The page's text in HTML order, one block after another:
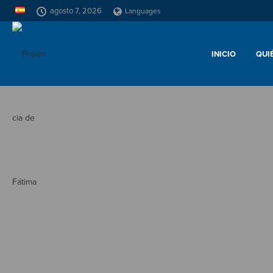
agosto 7, 2026 Languages
INICIO